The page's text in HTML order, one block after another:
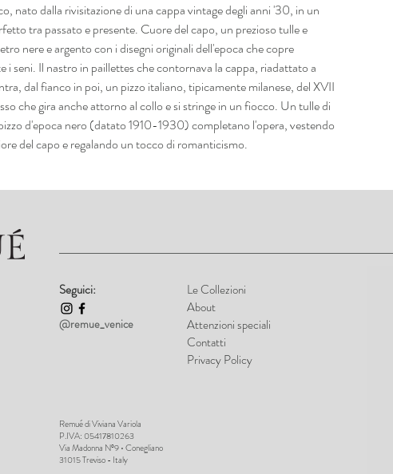
nato dalla rivisitazione di una cappa vintage degli anni '30, in un
tra passato e presente. Cuore del capo, un prezioso tulle e
nere e argento con i disegni originali dell'epoca che copre
i seni. Il nastro in paillettes che contornava la cappa, riadattato a
dal fianco in poi, un pizzo italiano, tipicamente milanese, del XVII
che gira anche attorno al collo e si stringe in un fiocco. Un tulle di
d'epoca nero (datato 1910-1930) completano l'opera, vestendo
del capo e regalando un tocco di romanticismo.
Seguici:
@remue_venice
Le Collezioni
About
Attenzioni speciali
Contatti
Privacy Policy
Remué di Viviana Variola
P.IVA: 05417810263
Via Madonna N°9 • Conegliano
31015 Treviso - Italy